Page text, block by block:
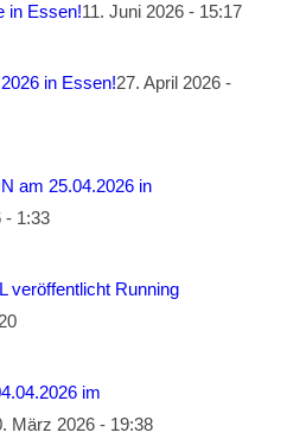
in Essen!11. Juni 2026 - 15:17
in Essen!27. April 2026 -
am 25.04.2026 in
- 1:33
veröffentlicht Running
im
März 2026 - 19:38